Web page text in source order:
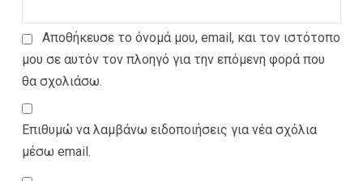
Αποθήκευσε το όνομά μου, email, και τον ιστότοπο
μου σε αυτόν τον πλοηγό για την επόμενη φορά που
θα σχολιάσω.
Επιθυμώ να λαμβάνω ειδοποιήσεις για νέα σχόλια
μέσω email.